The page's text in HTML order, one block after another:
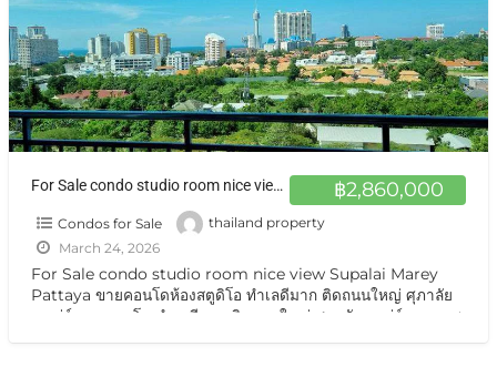
฿2,860,000
For Sale condo studio room nice view Supalai Marey Pattaya ขายคอนโดห้องสตูดิโอ ทำเลดีมาก ติดถนนใหญ่ ศุภาลัยมาเร่ย์
Condos for Sale
thailand property
March 24, 2026
For Sale condo studio room nice view Supalai Marey
Pattaya ขายคอนโดห้องสตูดิโอ ทำเลดีมาก ติดถนนใหญ่ ศุภาลัย
มาเร่ย์ ขายคอนโด ทำเลดีมาก ติดถนนใหญ่ ศุภาลัยมาเร่ย์ ถนนเทพ